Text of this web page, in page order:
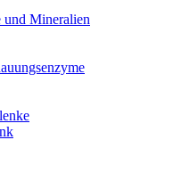
Mineralien